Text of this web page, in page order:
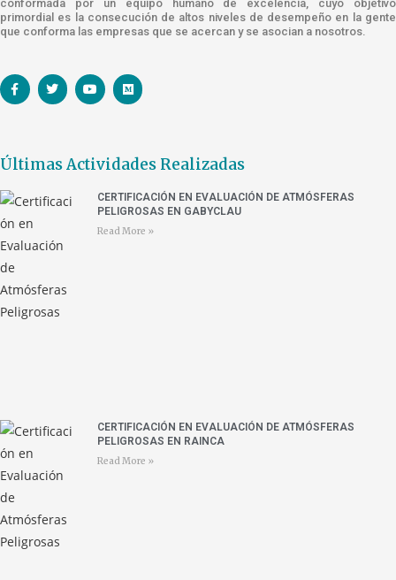
conformada por un equipo humano de excelencia, cuyo objetivo
primordial es la consecución de altos niveles de desempeño en la gente
que conforma las empresas que se acercan y se asocian a nosotros.
Últimas Actividades Realizadas
CERTIFICACIÓN EN EVALUACIÓN DE ATMÓSFERAS
PELIGROSAS EN GABYCLAU
Read More »
CERTIFICACIÓN EN EVALUACIÓN DE ATMÓSFERAS
PELIGROSAS EN RAINCA
Read More »